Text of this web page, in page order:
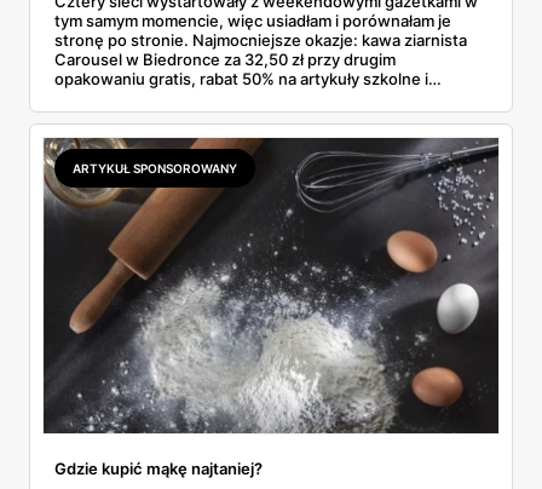
tym samym momencie, więc usiadłam i porównałam je
stronę po stronie. Najmocniejsze okazje: kawa ziarnista
Carousel w Biedronce za 32,50 zł przy drugim
opakowaniu gratis, rabat 50% na artykuły szkolne i
2,99 zł za kilogram, ale wyłącznie w sobotę z aplikacją. Aldi
odpowiada masłem za 2,99 zł. Werdykt w skrócie:
najwięcej wyciśniesz z Biedronki, po świeże warzywa jedź
do Aldi.
ARTYKUŁ SPONSOROWANY
Gdzie kupić mąkę najtaniej?